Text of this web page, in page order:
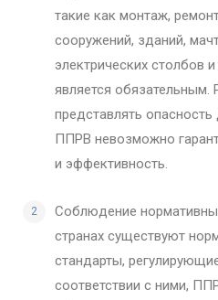
такие как монтаж,
сооружений, зданий,
электрических столбов
является обязательным.
представлять
ППРВ невозможно
и эффективность.
Соблюдение
странах существуют
стандарты,
соответствии с ними,